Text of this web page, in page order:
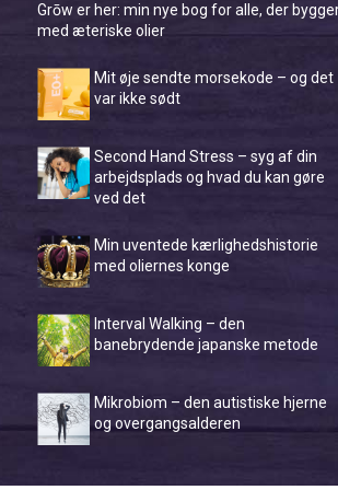
Grōw er her: min nye bog for alle, der
med æteriske olier
Mit øje sendte morsekode – og det
var ikke sødt
Second Hand Stress – syg af din
arbejdsplads og hvad du kan gøre
ved det
Min uventede kærlighedshistorie
med oliernes konge
Interval Walking – den
banebrydende japanske metode
Mikrobiom – den autistiske hjerne
og overgangsalderen